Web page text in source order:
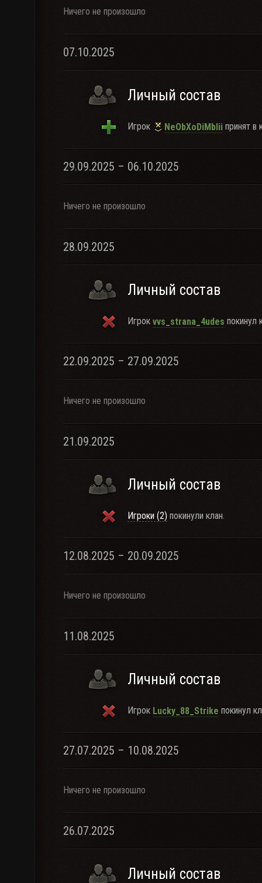
Ничего не произошло
07.10.2025
Личный состав
Игрок NeObXoDiMbIii принят в
29.09.2025 – 06.10.2025
Ничего не произошло
28.09.2025
Личный состав
Игрок vvs_strana_4udes покинул
22.09.2025 – 27.09.2025
Ничего не произошло
21.09.2025
Личный состав
Игроки (2) покинули клан.
12.08.2025 – 20.09.2025
Ничего не произошло
11.08.2025
Личный состав
Игрок Lucky_88_Strike покинул
27.07.2025 – 10.08.2025
Ничего не произошло
26.07.2025
Личный состав